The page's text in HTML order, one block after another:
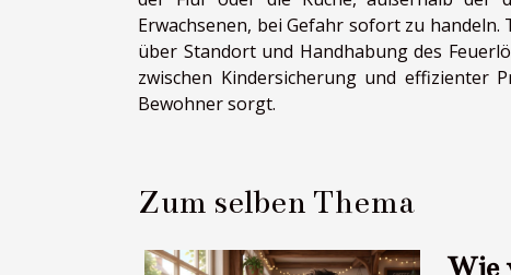
Erwachsenen, bei Gefahr sofort zu
über Standort und Handhabung des
zwischen Kindersicherung und effizienter
Bewohner sorgt.
Zum selben Thema
Wie